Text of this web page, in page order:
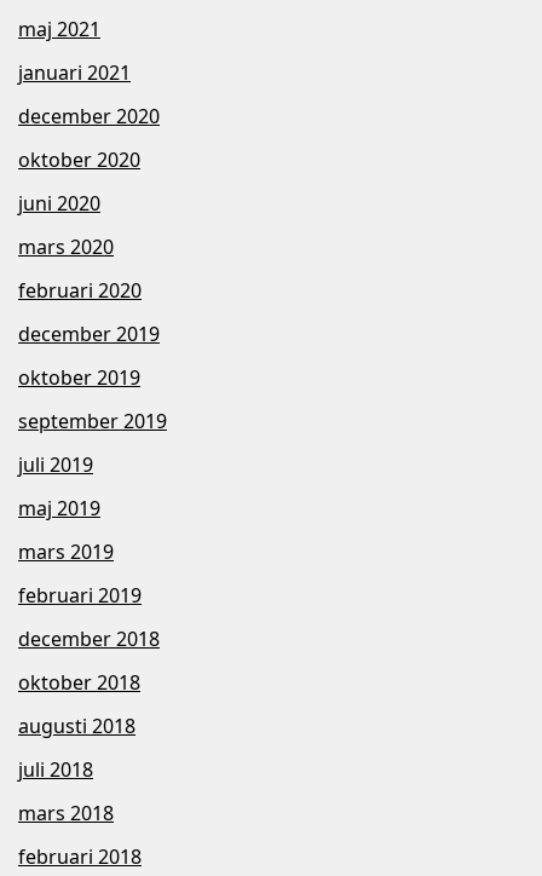
maj 2021
januari 2021
december 2020
oktober 2020
juni 2020
mars 2020
februari 2020
december 2019
oktober 2019
september 2019
juli 2019
maj 2019
mars 2019
februari 2019
december 2018
oktober 2018
augusti 2018
juli 2018
mars 2018
februari 2018